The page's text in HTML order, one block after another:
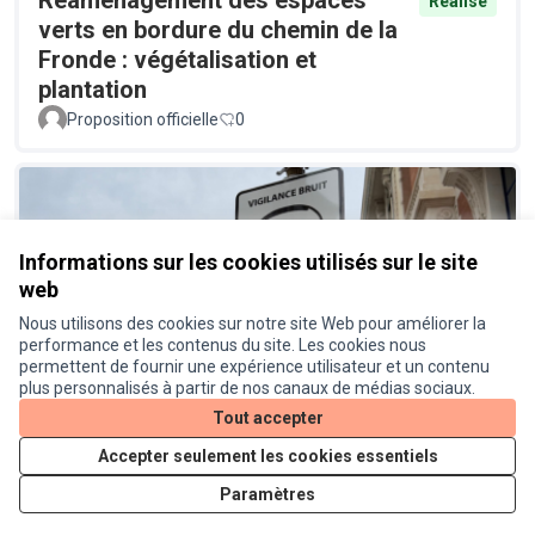
Informations sur les cookies utilisés sur le site
web
Nous utilisons des cookies sur notre site Web pour améliorer la
performance et les contenus du site. Les cookies nous
permettent de fournir une expérience utilisateur et un contenu
plus personnalisés à partir de nos canaux de médias sociaux.
Tout accepter
Accepter seulement les cookies essentiels
Paramètres
verts en bordure du chemin de la
Fronde : végétalisation et
plantation
Proposition officielle 0
Un radar pédagogique pour
connaitre le niveau sonore des
Proposition officielle 0